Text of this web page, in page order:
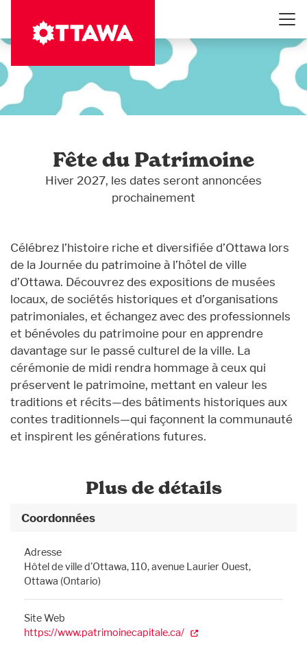
contenu
Fête du Patrimoine
Hiver 2027, les dates seront annoncées
prochainement
Célébrez l’histoire riche et diversifiée d’Ottawa lors
de la Journée du patrimoine à l’hôtel de ville
d’Ottawa. Découvrez des expositions de musées
locaux, de sociétés historiques et d’organisations
patrimoniales, et échangez avec des professionnels
et bénévoles du patrimoine pour en apprendre
davantage sur le passé culturel de la ville. La
cérémonie de midi rendra hommage à ceux qui
préservent le patrimoine, mettant en valeur les
traditions et récits—des bâtiments historiques aux
contes traditionnels—qui façonnent la communauté
et inspirent les générations futures.
Plus de détails
Coordonnées
Adresse
Hôtel de ville d'Ottawa, 110, avenue Laurier Ouest,
Ottawa (Ontario)
Site Web
https://www.patrimoinecapitale.ca/